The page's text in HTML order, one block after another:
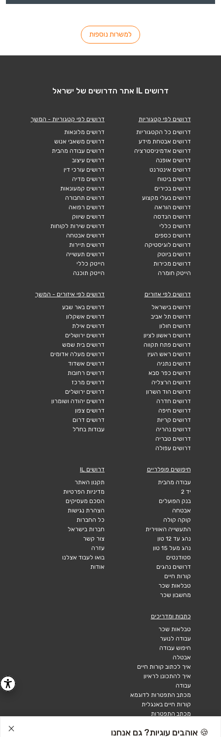
למשרות נוספות
דרושים IL אתר הדרושים של ישראל
דרושים לפי קטגוריות
דרושים כל הקטגוריות
דרושים אבטחת מידע
דרושים אדמיניסטרציה
דרושים אופנה
דרושים אינטרנט
דרושים ביטוח
דרושים בכירים
דרושים בעלי מקצוע
דרושים הוראה
דרושים הנדסה
דרושים כללי
דרושים כספים
דרושים לוגיסטיקה
דרושים ביוטק
דרושים מכירות
הייטק חומרה
דרושים לפי קטגוריות - המשך
דרושים מלונאות
דרושים משאבי אנוש
דרושים עבודה מהבית
דרושים עיצוב
דרושים עורכי דין
דרושים מדיה
דרושים קמעונאות
דרושים תחבורה
דרושים רפואה
דרושים שיווק
דרושים שירות לקוחות
דרושים אבטחה
דרושים תיירות
דרושים תעשייה
הייטק כללי
הייטק תוכנה
דרושים לפי אזורים
דרושים בישראל
דרושים תל אביב
דרושים חולון
דרושים ראשון לציון
דרושים פתח תקווה
דרושים ראש העין
דרושים נתניה
דרושים כפר סבא
דרושים הרצליה
דרושים הוד השרון
דרושים חדרה
דרושים חיפה
דרושים קריות
דרושים נהריה
דרושים טבריה
דרושים עפולה
דרושים לפי איזורים - המשך
דרושים באר שבע
דרושים אשקלון
דרושים אילת
דרושים ירושלים
דרושים בית שמש
דרושים מעלה אדומים
דרושים אשדוד
דרושים רחובות
דרושים מרכז
דרושים ירושלים
דרושים יהודה ושומרון
דרושים צפון
דרושים דרום
עבודות בחו"ל
חיפושים פופלריים
עבודה מהבית
יד 2
בנק הפועלים
אבטחה
קוקה קולה
התעשייה האווירית
נהג עד 12 טון
נהג מעל 15 טון
סטודנטים
דרושים נהגים
קורות חיים
טבלאות שכר
מחשבון שכר
דרושים IL
תקנון האתר
מדיניות הפרטיות
הסכם מעסיקים
הצהרת נגישות
כל החברות
חברות בישראל
צור קשר
עזרה
בואו לעבוד אצלנו
אודות
כתבות ומדריכים
טבלאות שכר
עבודה לנוער
חיפוש עבודה
אבטלה
איך לכתוב קורות חיים
איך להתכונן לראיון
עבודה
מכתב התפטרות לדוגמא
קורות חיים באנגלית
מכתב התפטרות
🍪 אוהבים עוגיות? גם אנחנו